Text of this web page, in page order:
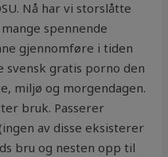
Nå har vi storslåtte
spennende
gjennomføre i tiden
svensk gratis porno den
miljø og morgendagen.
bruk. Passerer
av disse eksisterer
bru og nesten opp til